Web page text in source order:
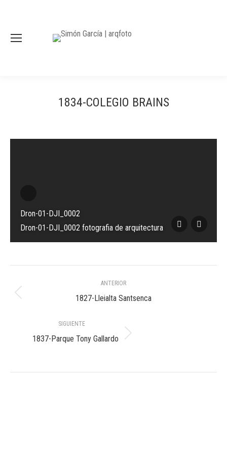
1834-COLEGIO BRAINS
Dron-01-DJI_0002
Dron-01-DJI_0002 fotografia de arquitectura
entre
álbumes
ANTERIOR
Álbum
1827-Lleialta Santsenca
SIGUIENTE
Álbum
1837-Parque Tony Gallardo